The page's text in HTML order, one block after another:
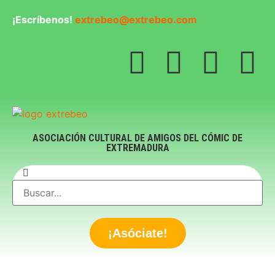
¡Escríbenos! extrebeo@extrebeo.com
ASOCIACIÓN CULTURAL DE AMIGOS DEL CÓMIC DE
EXTREMADURA
¡Asóciate!